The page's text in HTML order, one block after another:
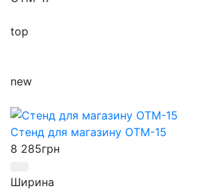
top
new
Стенд для магазину ОТМ-15
8 285грн
Ширина